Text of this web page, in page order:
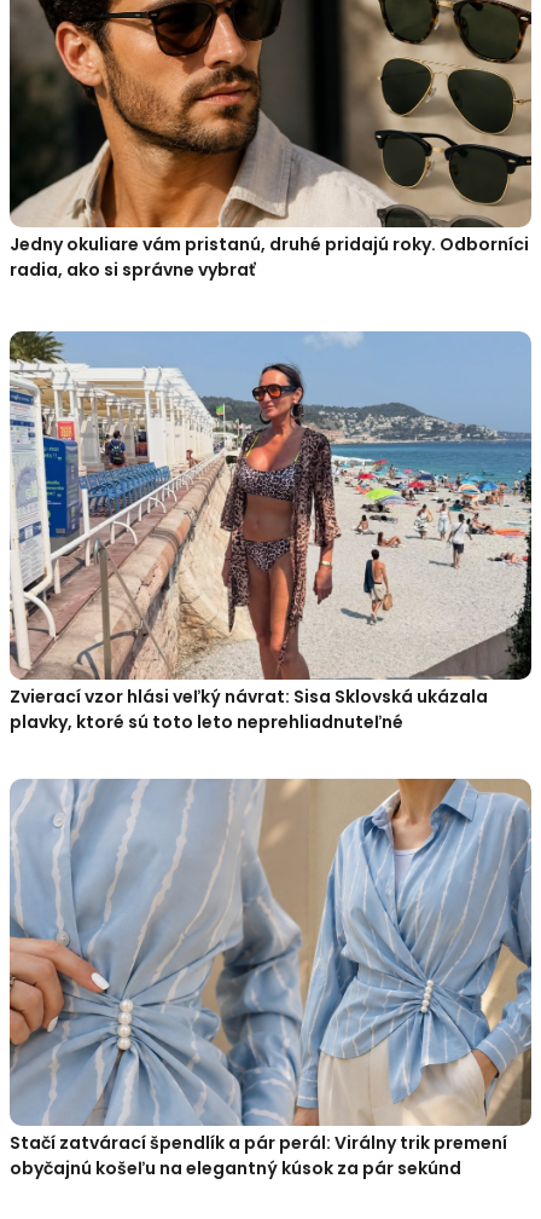
Jedny okuliare vám pristanú, druhé pridajú roky. Odborníci
radia, ako si správne vybrať
Zvierací vzor hlási veľký návrat: Sisa Sklovská ukázala
plavky, ktoré sú toto leto neprehliadnuteľné
Stačí zatvárací špendlík a pár perál: Virálny trik premení
obyčajnú košeľu na elegantný kúsok za pár sekúnd